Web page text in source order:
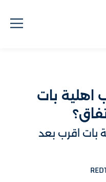
بات
بات اقرب بعد